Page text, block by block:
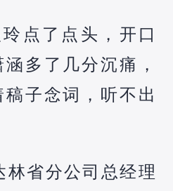
点了点头，开口
多了几分沉痛，
子念词，听不出
林省分公司总经理